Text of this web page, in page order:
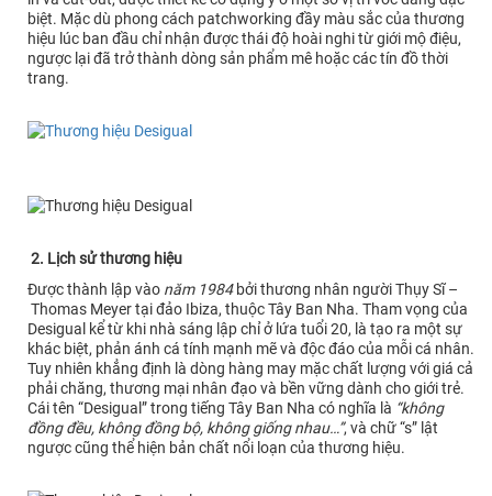
biệt. Mặc dù phong cách patchworking đầy màu sắc của thương
hiệu lúc ban đầu chỉ nhận được thái độ hoài nghi từ giới mộ điệu,
ngược lại đã trở thành dòng sản phẩm mê hoặc các tín đồ thời
trang.
2. Lịch sử thương hiệu
Được thành lập vào năm 1984bởi thương nhân người Thụy Sĩ –
Thomas Meyer tại đảo Ibiza, thuộc Tây Ban Nha. Tham vọng của
Desigual kể từ khi nhà sáng lập chỉ ở lứa tuổi 20, là tạo ra một sự
khác biệt, phản ánh cá tính mạnh mẽ và độc đáo của mỗi cá nhân.
Tuy nhiên khẳng định là dòng hàng may mặc chất lượng với giá cả
phải chăng, thương mại nhân đạo và bền vững dành cho giới trẻ.
Cái tên “Desigual” trong tiếng Tây Ban Nha có nghĩa là “không
đồng đều, không đồng bộ, không giống nhau…”, và chữ “s” lật
ngược cũng thể hiện bản chất nổi loạn của thương hiệu.